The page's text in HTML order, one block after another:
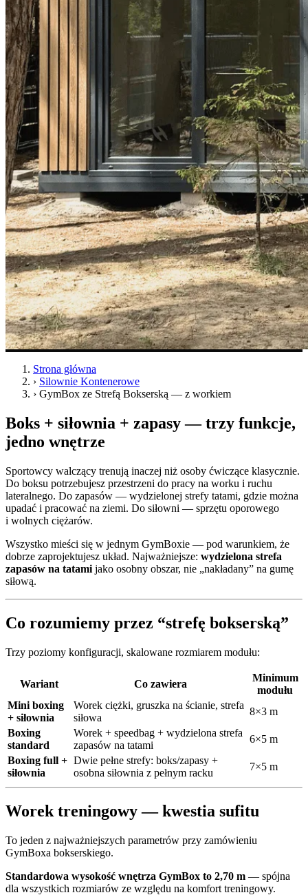
Strona główna
› Silownie Kontenerowe
› GymBox ze Strefą Bokserską — z workiem
Boks + siłownia + zapasy — trzy funkcje,
jedno wnętrze
Sportowcy walczący trenują inaczej niż osoby ćwiczące klasycznie.
Do boksu potrzebujesz przestrzeni do pracy na worku i ruchu
lateralnego. Do zapasów — wydzielonej strefy tatami, gdzie można
upadać i pracować na ziemi. Do siłowni — sprzętu oporowego
i wolnych ciężarów.
Wszystko mieści się w jednym GymBoxie — pod warunkiem, że
dobrze zaprojektujesz układ. Najważniejsze: wydzielona strefa
zapasów na tatami jako osobny obszar, nie „nakładany” na gumę
siłową.
Co rozumiemy przez “strefę bokserską”
Trzy poziomy konfiguracji, skalowane rozmiarem modułu:
Wariant Co zawiera
Minimum
modułu
Mini boxing
+ siłownia
Worek ciężki, gruszka na ścianie, strefa
siłowa
8×3 m
Boxing
standard
Worek + speedbag + wydzielona strefa
zapasów na tatami
6×5 m
Boxing full +
siłownia
Dwie pełne strefy: boks/zapasy +
osobna siłownia z pełnym racku
7×5 m
Worek treningowy — kwestia sufitu
To jeden z najważniejszych parametrów przy zamówieniu
GymBoxa bokserskiego.
Standardowa wysokość wnętrza GymBox to 2,70 m — spójna
dla wszystkich rozmiarów ze względu na komfort treningowy.